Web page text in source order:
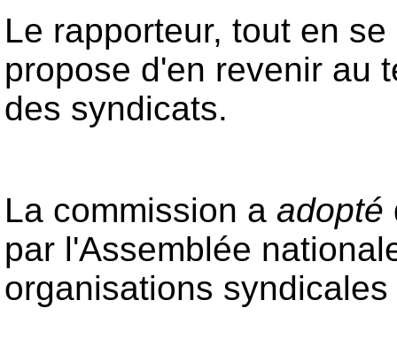
Le rapporteur, tout en
propose d'en revenir au
des syndicats.
La commission a adopté
par l'Assemblée
organisations